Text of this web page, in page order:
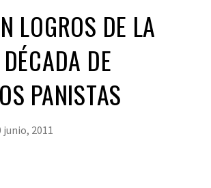
LOGROS DE LA
DE
PANISTAS
junio, 2011